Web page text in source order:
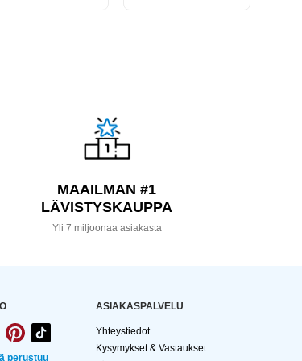
MAAILMAN #1
LÄVISTYSKAUPPA
Yli 7 miljoonaa asiakasta
perustuu
ASIAKASPALVELU
Yhteystiedot
Kysymykset & Vastaukset